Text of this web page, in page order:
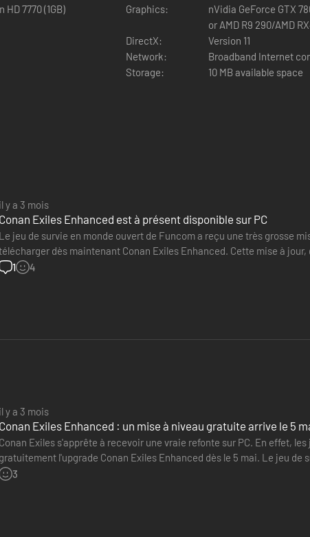
HD 7770 (1GB)
Graphics:
nVidia GeForce GTX
or AMD R9 290/AMD
DirectX:
Version 11
Network:
Broadband Internet
Storage:
10 MB available space
il y a 3 mois
Conan Exiles Enhanced est à présent disponible sur PC
Le jeu de survie en monde ouvert de Funcom a reçu une très grosse
dès maintenant Conan Exiles Enhanced. Cette mise à
tous les propriétaires d'une copie Steam. Elle…
1 4
il y a 3 mois
Conan Exiles Enhanced : un mise à niveau gratuite arrive le 5
Conan Exiles s'apprête à recevoir une vraie refonte sur PC. En effet,
gratuitement l'upgrade Conan Exiles Enhanced dès le 5 mai. Le jeu de
aura droit à une expérience modernisée avec des
3